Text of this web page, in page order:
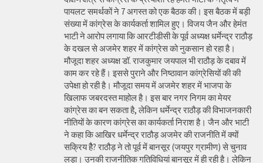
पायलट समर्थकों ने 7 अगस्त को एक बैठक की। इस बैठक में बड़ी
संख्या में कांग्रेस के कार्यकर्ता शामिल हुए। विजय जैन और हेमंत
भाटी ने आरोप लगाया कि आरटीडीसी के पूर्व अध्यक्ष धर्मेन्द्र राठौड़
के दखल से अजमेर शहर में कांग्रेस को नुकसान हो रहा है।
मौजूदा शहर अध्यक्ष डॉ. राजकुमार जयपाल भी राठौड़ के दबाव में
काम कर रहे हैं। इससे पुराने और निष्ठावान कांग्रेसियों की की
उपेक्षा हो रही है। मौजूदा समय में अजमेर शहर में भाजपा के
खिलाफ जबरदस्त माहोल है। इस बार नगर निगम का मेयर
कांग्रेस का बन सकता है, लेकिन धर्मेन्द्र राठौड़ की विभाजनकारी
नीतियों के कारण कांग्रेस का कार्यकर्ता निराश है। जैन और भाटी
ने कहा कि आखिर धर्मेन्द्र राठौड़ अजमेर की राजनीति में क्यों
सक्रिय हैै? राठौड़ ने तो पूर्व में बानसूर (जयपुर ग्रामीण) से चुनाव
लड़ा। उनकी राजनीतिक गतिविधियां बानसूर में ही रही है। लेकिन